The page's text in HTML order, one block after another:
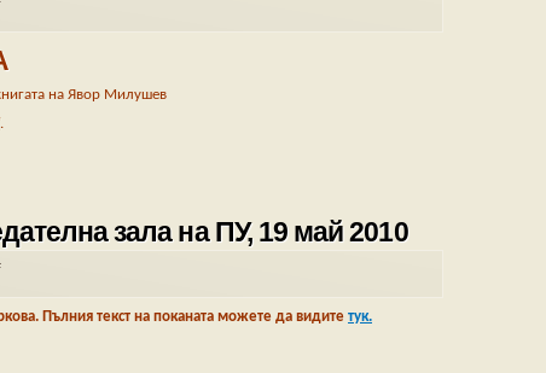
на Явор Милушев
.
зала на ПУ, 19 май 2010
Пълния текст на поканата можете да видите тук.